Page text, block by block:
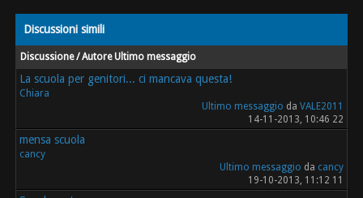
Discussioni simili
Discussione / Autore Ultimo messaggio
La scuola per genitori... ci mancava questa!
Chiara
Ultimo messaggio da VALE2011
14-11-2013, 10:46 22
mensa scuola
cancy
Ultimo messaggio da cancy
19-10-2013, 11:12 11